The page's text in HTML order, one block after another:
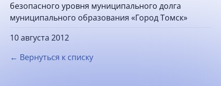
безопасного уровня муниципального долга
муниципального образования «Город Томск»
10 августа 2012
← Вернуться к списку